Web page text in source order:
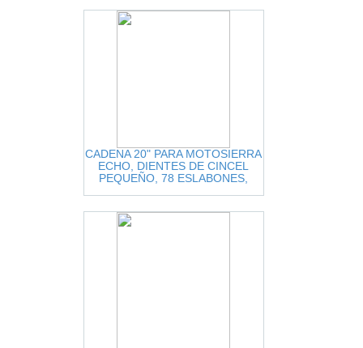
CADENA 20" PARA MOTOSIERRA
ECHO, DIENTES DE CINCEL
PEQUEÑO, 78 ESLABONES,